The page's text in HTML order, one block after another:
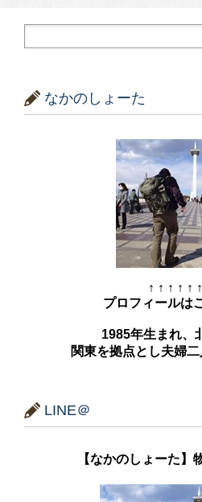
なかのしょーた
↑ ↑ ↑ ↑ ↑
プロフィールは
1985年生まれ、
関東を拠点とし夫婦
LINE＠
【なかのしょーた】